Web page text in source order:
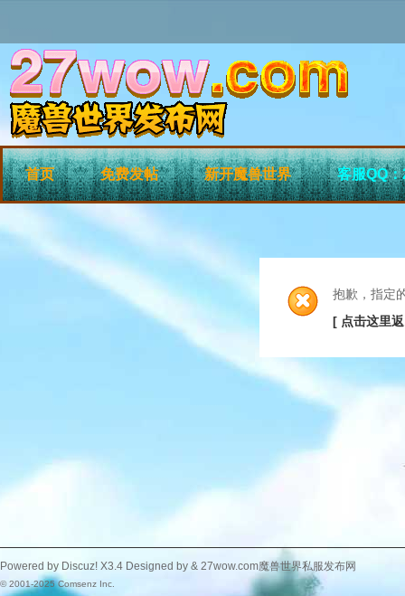
首页 免费发帖 新开魔兽世界 客服QQ
抱歉，指定
[ 点击这里
Powered by Discuz! X3.4 Designed by & 27wow.com魔兽世界私服发布网
© 2001-2025Comsenz Inc.